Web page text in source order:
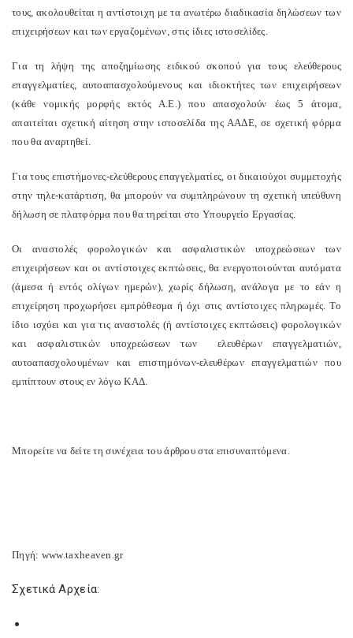
τους, ακολουθείται η αντίστοιχη με τα ανωτέρω διαδικασία δηλώσεων των
επιχειρήσεων και των εργαζομένων, στις ίδιες ιστοσελίδες.
Για τη λήψη της αποζημίωσης ειδικού σκοπού για τους ελεύθερους
επαγγελματίες, αυτοαπασχολούμενους και ιδιοκτήτες των επιχειρήσεων
(κάθε νομικής μορφής εκτός Α.Ε.) που απασχολούν έως 5 άτομα,
απαιτείται σχετική αίτηση στην ιστοσελίδα της ΑΑΔΕ, σε σχετική φόρμα
που θα αναρτηθεί.
Για τους επιστήμονες-ελεύθερους επαγγελματίες, οι δικαιούχοι συμμετοχής
στην τηλε-κατάρτιση, θα μπορούν να συμπληρώνουν τη σχετική υπεύθυνη
δήλωση σε πλατφόρμα που θα τηρείται στο Υπουργείο Εργασίας.
Οι αναστολές φορολογικών και ασφαλιστικών υποχρεώσεων των
επιχειρήσεων και οι αντίστοιχες εκπτώσεις, θα ενεργοποιούνται αυτόματα
(άμεσα ή εντός ολίγων ημερών), χωρίς δήλωση, ανάλογα με το εάν η
επιχείρηση προχωρήσει εμπρόθεσμα ή όχι στις αντίστοιχες πληρωμές. Το
ίδιο ισχύει και για τις αναστολές (ή αντίστοιχες εκπτώσεις) φορολογικών
και ασφαλιστικών υποχρεώσεων των
ελευθέρων επαγγελματιών,
αυτοαπασχολουμένων και επιστημόνων-ελευθέρων επαγγελματιών που
εμπίπτουν στους εν λόγω ΚΑΔ.
Μπορείτε να δείτε τη συνέχεια του άρθρου στα επισυναπτόμενα.
Πηγή: www.taxheaven.gr
Σχετικά Αρχεία: